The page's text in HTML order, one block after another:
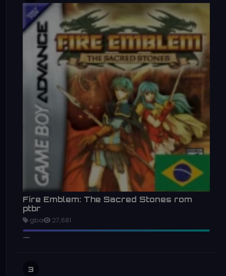
Fire Emblem: The Sacred Stones rom
ptbr
gba 27,681
3